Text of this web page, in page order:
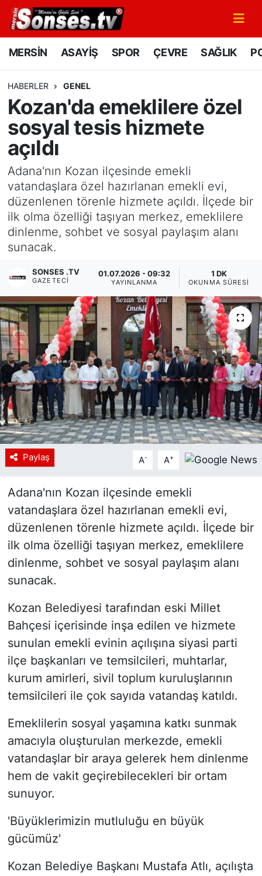
MERSİN ASAYİŞ SPOR ÇEVRE SAĞLIK
HABERLER GENEL
Kozan'da emeklilere özel
sosyal tesis hizmete
açıldı
Adana'nın Kozan ilçesinde emekli
vatandaşlara özel hazırlanan emekli evi,
düzenlenen törenle hizmete açıldı. İlçede bir
ilk olma özelliği taşıyan merkez, emeklilere
dinlenme, sohbet ve sosyal paylaşım alanı
sunacak.
SONSES .TV
GAZETECI
01.07.2026 - 09:32
YAYINLANMA
1 DK
OKUNMA SÜRESI
Paylaş A- A+
Adana'nın Kozan ilçesinde emekli
vatandaşlara özel hazırlanan emekli evi,
düzenlenen törenle hizmete açıldı. İlçede bir
ilk olma özelliği taşıyan merkez, emeklilere
dinlenme, sohbet ve sosyal paylaşım alanı
sunacak.
Kozan Belediyesi tarafından eski Millet
Bahçesi içerisinde inşa edilen ve hizmete
sunulan emekli evinin açılışına siyasi parti
ilçe başkanları ve temsilcileri, muhtarlar,
kurum amirleri, sivil toplum kuruluşlarının
temsilcileri ile çok sayıda vatandaş katıldı.
Emeklilerin sosyal yaşamına katkı sunmak
amacıyla oluşturulan merkezde, emekli
vatandaşlar bir araya gelerek hem dinlenme
hem de vakit geçirebilecekleri bir ortam
sunuyor.
'Büyüklerimizin mutluluğu en büyük
gücümüz'
Kozan Belediye Başkanı Mustafa Atlı, açılışta
MERSİN
SPOR
GÜNÜN MANŞETİ
DÜNYA
KÜLTÜR - SANAT
MAGAZİN
SAĞLIK
Siyaset
YEREL HABER
Haberde insan
Tanıtım
Mersin Nöbetçi Eczaneler
Mersin Namaz Vakitleri
Mersin Trafik Yoğunluk Haritası
Süper Lig Puan Durumu ve Fikstür
Tüm Manşetler
Son Dakika Haberleri
Haber Arşivi